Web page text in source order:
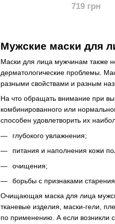
Мужские маски для
Маски для лица мужчинам также
дерматологические проблемы.
разными свойствами и разным
На что обращать внимание при
комбинированного или
способен удовлетворить их
глубокого увлажнения;
питания и наполнения кожи
очищения;
борьбы с признаками
Очищающая маска для лица
тканевые изделия, маски-гели,
по применению. А если возникли
719 грн